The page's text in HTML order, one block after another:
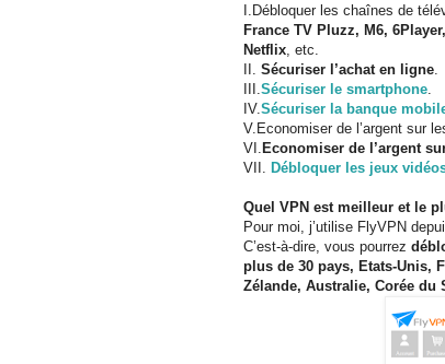
I.Débloquer les chaînes de
France TV Pluzz, M6,
Netflix , etc.
II. Sécuriser l’achat en ligne
III. Sécuriser le smartphone
IV. Sécuriser la banque
V.Economiser de l’argent sur
VI. Economiser de l’argent
VII. Débloquer les jeux
Quel VPN est meilleur et le
Pour moi, j’utilise FlyVPN
C’est-à-dire, vous pourrez
plus de 30 pays, Etats-Unis,
Zélande, Australie, Corée du